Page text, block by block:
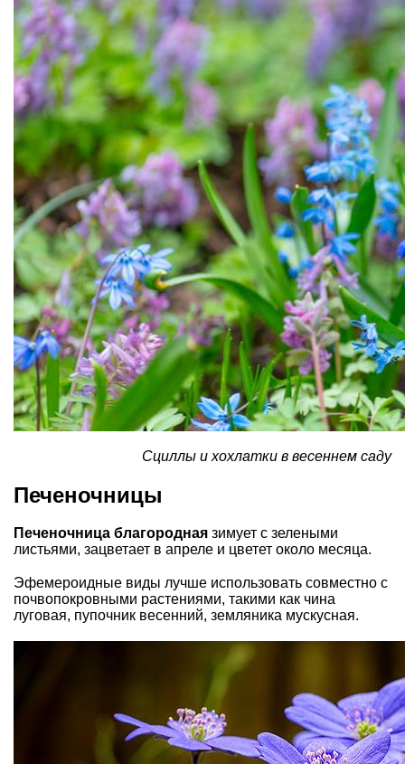
Сциллы и хохлатки в весеннем саду
Печеночницы
Печеночница благородная зимует с зелеными
листьями, зацветает в апреле и цветет около месяца.
Эфемероидные виды лучше использовать совместно с
почвопокровными растениями, такими как чина
луговая, пупочник весенний, земляника мускусная.